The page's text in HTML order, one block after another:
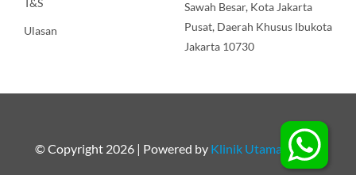
Ulasan
Sawah Besar, Kota Jakarta
Pusat, Daerah Khusus Ibukota
Jakarta 10730
© Copyright 2026 | Powered by Klinik Utama Apollo